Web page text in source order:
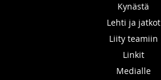
Kynästä
Lehti ja jatkot
Liity teamiin
Linkit
Medialle